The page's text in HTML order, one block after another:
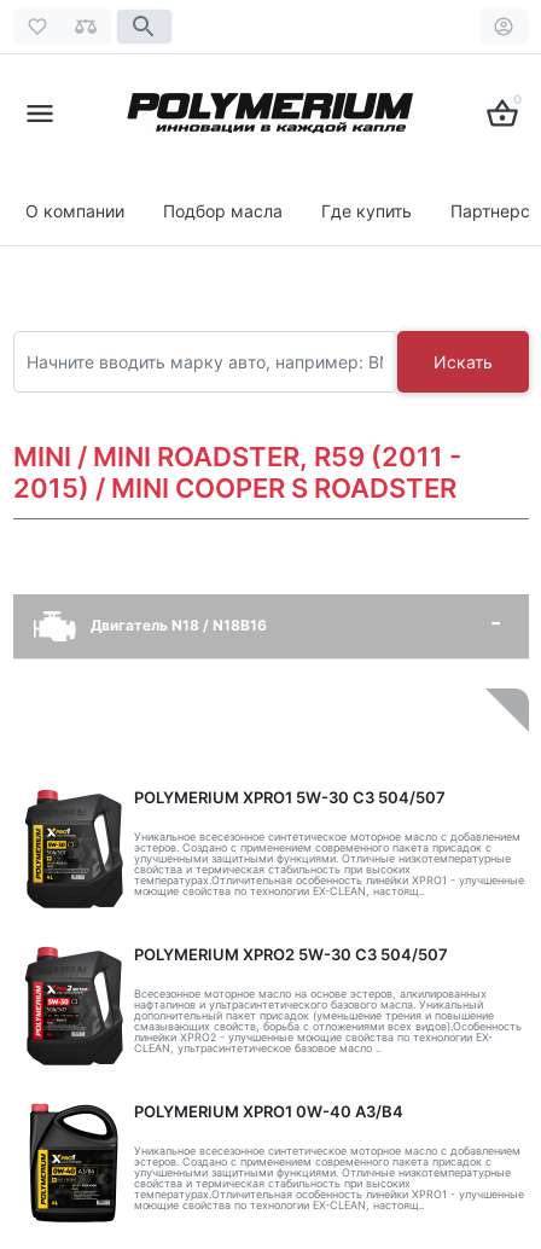
0
О компании Подбор масла Где купить
Искать
MINI / MINI ROADSTER, R59 (2011 -
2015) / MINI COOPER S ROADSTER
Двигатель N18 / N18B16
POLYMERIUM XPRO1 5W-30 C3 504/507
Уникальное всесезонное синтетическое моторное масло с добавлением
эстеров. Создано с применением современного пакета присадок с
улучшенными защитными функциями. Отличные низкотемпературные
свойства и термическая стабильность при высоких
температурах.Отличительная особенность линейки XPRO1 - улучшенные
моющие свойства по технологии EX-CLEAN, настоящ..
POLYMERIUM XPRO2 5W-30 C3 504/507
Всесезонное моторное масло на основе эстеров, алкилированных
нафталинов и ультрасинтетического базового масла. Уникальный
дополнительный пакет присадок (уменьшение трения и повышение
смазывающих свойств, борьба с отложениями всех видов).Особенность
линейки XPRO2 - улучшенные моющие свойства по технологии EX-
CLEAN, ультрасинтетическое базовое масло ..
POLYMERIUM XPRO1 0W-40 A3/B4
Уникальное всесезонное синтетическое моторное масло с добавлением
эстеров. Создано с применением современного пакета присадок с
улучшенными защитными функциями. Отличные низкотемпературные
свойства и термическая стабильность при высоких
температурах.Отличительная особенность линейки XPRO1 - улучшенные
моющие свойства по технологии EX-CLEAN, настоящ..